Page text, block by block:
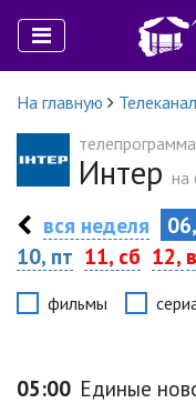
На главную
телепрограмма
Интер на
вся неделя
10, пт 11, сб 12,
фильмы
05:00 Единые